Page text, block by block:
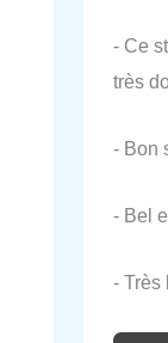
- Ce
très
- Bon
- Bel
- Très